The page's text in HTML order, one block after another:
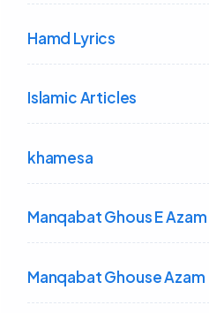
Hamd Lyrics
Islamic Articles
khamesa
Manqabat Ghous E Azam
Manqabat Ghouse Azam